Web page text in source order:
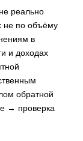
реально
не по объёму
в
и доходах
обратной
→ проверка